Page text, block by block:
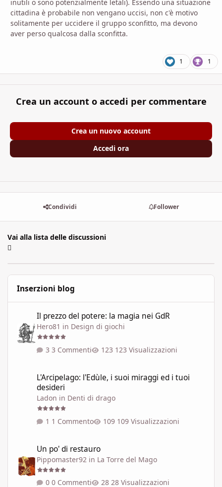
inutili o sono potenzialmente letali). Essendo una situazione
cittadina è probabile non vengano uccisi, non c'è motivo
solitamente per uccidere il gruppo sconfitto, ma devono
aver perso qualcosa dalla sconfitta.
1 1
Crea un account o accedi per commentare
Crea un nuovo account
Accedi ora
Condividi Follower
Vai alla lista delle discussioni
Inserzioni blog
Il prezzo del potere: la magia nei GdR
Hero81 in Design di giochi
3 Commenti 123 Visualizzazioni
L'Arcipelago: l'Edùle, i suoi miraggi ed i tuoi
desideri
Ladon in Denti di drago
1 Commento 109 Visualizzazioni
Un po' di restauro
Pippomaster92 in La Torre del Mago
0 Commenti 28 Visualizzazioni